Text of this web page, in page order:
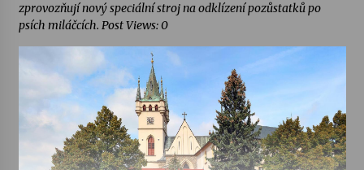
zprovozňují nový speciální stroj na odklízení pozůstatků po
psích miláčcích. Post Views: 0